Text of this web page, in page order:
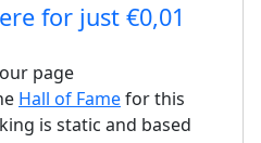
for just €0,01
page
Hall of Famefor this
is static and based